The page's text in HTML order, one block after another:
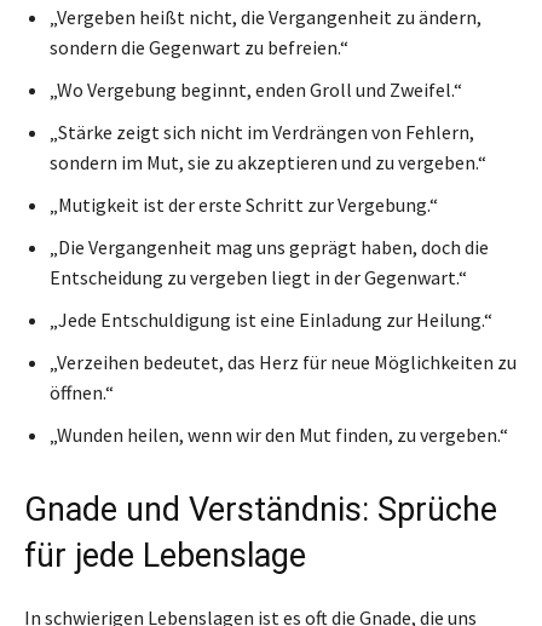
„Vergeben heißt nicht, die Vergangenheit zu ändern,
sondern die Gegenwart zu befreien.“
„Wo Vergebung beginnt, enden Groll und Zweifel.“
„Stärke zeigt sich nicht im Verdrängen von Fehlern,
sondern im Mut, sie zu akzeptieren und zu vergeben.“
„Mutigkeit ist der erste Schritt zur Vergebung.“
„Die Vergangenheit mag uns geprägt haben, doch die
Entscheidung zu vergeben liegt in der Gegenwart.“
„Jede Entschuldigung ist eine Einladung zur Heilung.“
„Verzeihen bedeutet, das Herz für neue Möglichkeiten zu
öffnen.“
„Wunden heilen, wenn wir den Mut finden, zu vergeben.“
Gnade und Verständnis: Sprüche
für jede Lebenslage
In schwierigen Lebenslagen ist es oft die Gnade, die uns